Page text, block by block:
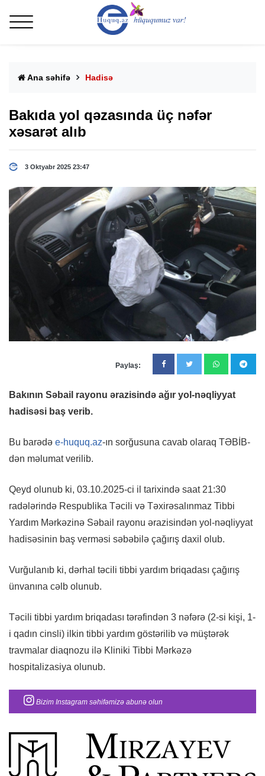
Ana səhifə Hadisə
Bakıda yol qəzasında üç nəfər
xəsarət alıb
3 Oktyabr 2025 23:47
Paylaş:
Bakının Səbail rayonu ərazisində ağır yol-nəqliyyat
hadisəsi baş verib.
Bu barədə e-huquq.az-ın sorğusuna cavab olaraq TƏBİB-
dən məlumat verilib.
Qeyd olunub ki, 03.10.2025-ci il tarixində saat 21:30
radələrində Respublika Təcili və Təxirəsalınmaz Tibbi
Yardım Mərkəzinə Səbail rayonu ərazisindən yol-nəqliyyat
hadisəsinin baş verməsi səbəbilə çağırış daxil olub.
Vurğulanıb ki, dərhal təcili tibbi yardım briqadası çağırış
ünvanına cəlb olunub.
Təcili tibbi yardım briqadası tərəfindən 3 nəfərə (2-si kişi, 1-
i qadın cinsli) ilkin tibbi yardım göstərilib və müştərək
travmalar diaqnozu ilə Kliniki Tibbi Mərkəzə
hospitalizasiya olunub.
Bizim Instagram səhifəmizə abunə olun